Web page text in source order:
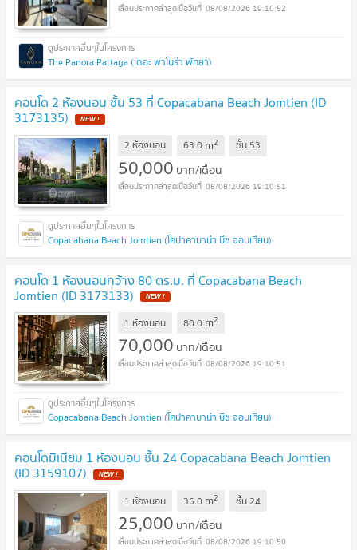
08/08/2026 19:10:52
The Panora Pattaya (เดอะ พาโนร่า พัทยา)
คอนโด 2 ห้องนอน ชั้น 53 ที่ Copacabana Beach Jomtien (ID
3173135)
2 ห้องนอน 63.0 m2 ชั้น 53
50,000 บาท/เดือน
08/08/2026 19:10:51
Copacabana Beach Jomtien (โคปาคาบาน่า บีช จอมเทียน)
คอนโด 1 ห้องนอนกว้าง 80 ตร.ม. ที่ Copacabana Beach
Jomtien (ID 3173133)
1 ห้องนอน 80.0 m2
70,000 บาท/เดือน
08/08/2026 19:10:51
Copacabana Beach Jomtien (โคปาคาบาน่า บีช จอมเทียน)
คอนโดมิเนียม 1 ห้องนอน ชั้น 24 Copacabana Beach Jomtien
(ID 3159107)
1 ห้องนอน 36.0 m2 ชั้น24
25,000 บาท/เดือน
08/08/2026 19:10:50